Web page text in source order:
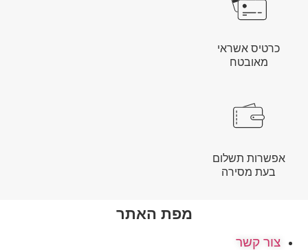
כרטיס אשראי
מאובטח
אפשרות תשלום
בעת מסירה
מפת האתר
צור קשר